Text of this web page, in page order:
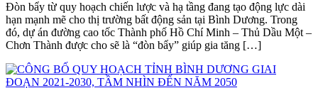
Đòn bẩy từ quy hoạch chiến lược và hạ tầng đang tạo động lực dài
hạn mạnh mẽ cho thị trường bất động sản tại Bình Dương. Trong
đó, dự án đường cao tốc Thành phố Hồ Chí Minh – Thủ Dầu Một –
Chơn Thành được cho sẽ là “đòn bẩy” giúp gia tăng […]